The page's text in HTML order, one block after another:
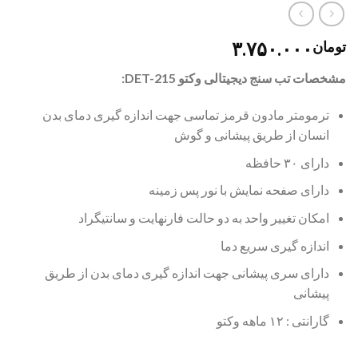
تومان ۳.۷۵۰.۰۰۰
مشخصات تب سنج دیجیتالی وکتو DET-215:
ترمومتر مادون قرمز تماسی جهت اندازه گیری دمای بدن
انسان از طریق پیشانی و گوش
دارای ۳۰ حافظه
دارای صفحه نمایش با نور پس زمینه
امکان تغییر واحد به دو حالت فارنهایت و سانتیگراد
اندازه گیری سریع دما
دارای سری پیشانی جهت اندازه گیری دمای بدن از طریق
پیشانی
گارانتی : ۱۲ ماهه وکتو